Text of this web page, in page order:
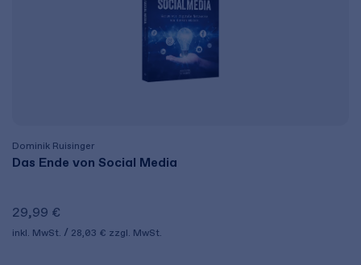
Dominik Ruisinger
Das Ende von Social Media
29,99 €
inkl. MwSt. 28,03 € zzgl. MwSt.